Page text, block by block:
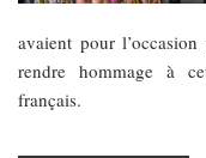
avaient pour
rendre hommage à
français.